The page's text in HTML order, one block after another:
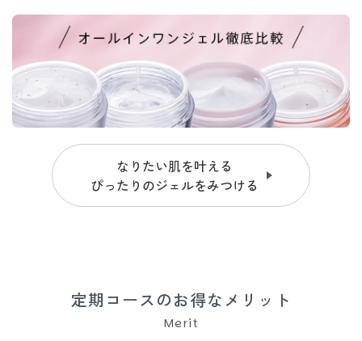
なりたい肌を叶える
ぴったりのジェルをみつける
定期コースのお得なメリット
Merit